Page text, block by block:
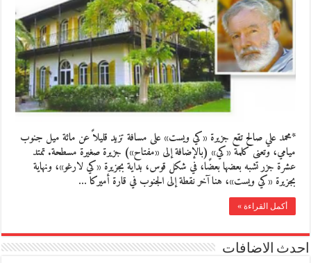
*محمد علي صالح تقع جزيرة «كي ويست» على مسافة تزيد قليلاً عن مائة ميل جنوب
ميامي، وتعنى كلمة «كي» (بالإضافة إلى «مفتاح») جزيرة صغيرة مسطحة. تمتد
عشرة جزر تشبه بعضها بعضًا، في شكل قوس، بداية بجزيرة «كي لارغو»، ونهاية
بجزيرة «كي ويست»، هنا آخر نقطة إلى الجنوب في قارة أميركا …
أكمل القراءة »
احدث الاضافات